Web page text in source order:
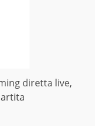
diretta live,